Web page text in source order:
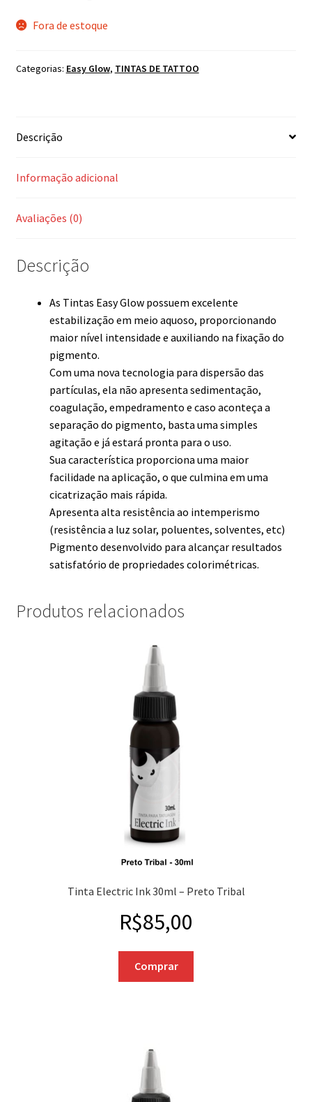
Fora de estoque
Categorias: Easy Glow, TINTAS DE TATTOO
Descrição
Informação adicional
Avaliações (0)
Descrição
As Tintas Easy Glow possuem excelente
estabilização em meio aquoso, proporcionando
maior nível intensidade e auxiliando na fixação do
pigmento.
Com uma nova tecnologia para dispersão das
partículas, ela não apresenta sedimentação,
coagulação, empedramento e caso aconteça a
separação do pigmento, basta uma simples
agitação e já estará pronta para o uso.
Sua característica proporciona uma maior
facilidade na aplicação, o que culmina em uma
cicatrização mais rápida.
Apresenta alta resistência ao intemperismo
(resistência a luz solar, poluentes, solventes, etc)
Pigmento desenvolvido para alcançar resultados
satisfatório de propriedades colorimétricas.
Produtos relacionados
Tinta Electric Ink 30ml – Preto Tribal
R$85,00
Comprar